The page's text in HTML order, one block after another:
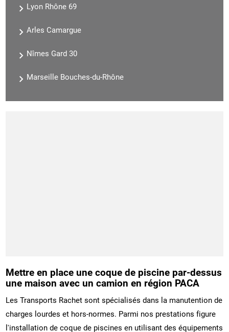
Lyon Rhône 69
Arles Camargue
Nîmes Gard 30
Marseille Bouches-du-Rhône
Mettre en place une coque de piscine par-dessus
une maison avec un camion en région PACA
Les Transports Rachet sont spécialisés dans la manutention de
charges lourdes et hors-normes. Parmi nos prestations figure
l'installation de coque de piscines en utilisant des équipements